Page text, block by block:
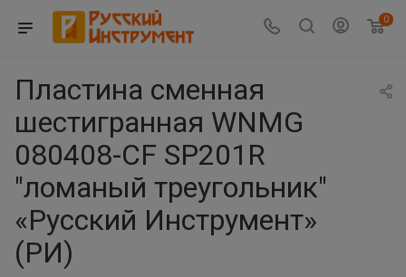
0
Пластина сменная
шестигранная WNMG
080408-CF SP201R
"ломаный треугольник"
«Русский Инструмент»
(РИ)